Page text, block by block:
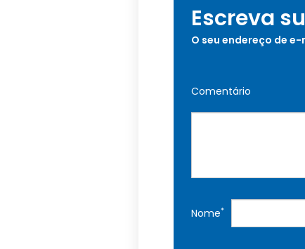
Escreva
O seu endereço de
Comentário
Nome*